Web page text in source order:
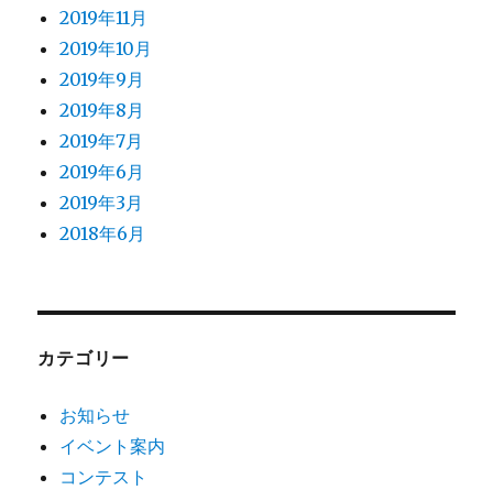
2019年11月
2019年10月
2019年9月
2019年8月
2019年7月
2019年6月
2019年3月
2018年6月
カテゴリー
お知らせ
イベント案内
コンテスト